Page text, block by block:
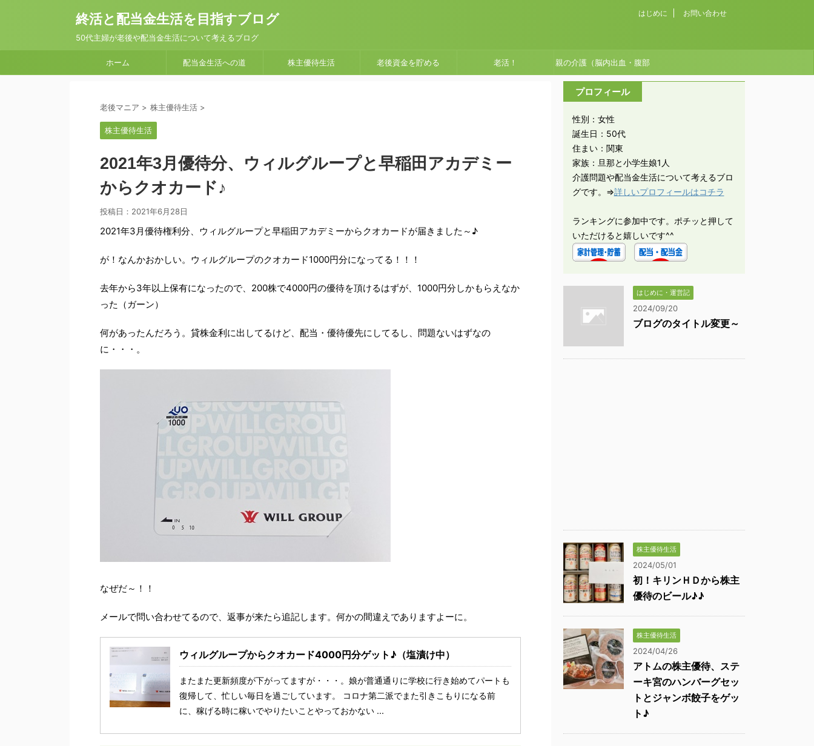
終活と配当金生活を目指すブログ
50代主婦が老後や配当金生活について考えるブログ
はじめに お問い合わせ
ホーム 配当金生活への道 株主優待生活 老後資金を貯める 老活！ 親の介護（脳内出血・腹部
大動脈瘤破裂）
老後マニア > 株主優待生活 >
株主優待生活
2021年3月優待分、ウィルグループと早稲田アカデミー
からクオカード♪
投稿日： 2021年6月28日
2021年3月優待権利分、ウィルグループと早稲田アカデミーからクオカードが届きました～♪
が！なんかおかしい。ウィルグループのクオカード1000円分になってる！！！
去年から3年以上保有になったので、200株で4000円の優待を頂けるはずが、1000円分しかもらえなか
った（ガーン）
何があったんだろう。貸株金利に出してるけど、配当・優待優先にしてるし、問題ないはずなの
に・・・。
なぜだ～！！
メールで問い合わせてるので、返事が来たら追記します。何かの間違えでありますよーに。
ウィルグループからクオカード4000円分ゲット♪（塩漬け中）
またまた更新頻度が下がってますが・・・。娘が普通通りに学校に行き始めてパートも
復帰して、忙しい毎日を過ごしています。 コロナ第二派でまた引きこもりになる前
に、稼げる時に稼いでやりたいことやっておかない ...
プロフィール
性別：女性
誕生日：50代
住まい：関東
家族：旦那と小学生娘1人
介護問題や配当金生活について考えるブロ
グです。⇒詳しいプロフィールはコチラ
ランキングに参加中です。ポチッと押して
いただけると嬉しいです^^
はじめに・運営記
2024/09/20
ブログのタイトル変更～
株主優待生活
2024/05/01
初！キリンＨＤから株主
優待のビール♪♪
株主優待生活
2024/04/26
アトムの株主優待、ステ
ーキ宮のハンバーグセッ
トとジャンボ餃子をゲッ
ト♪